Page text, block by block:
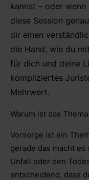
kannst – oder
diese Session
dir einen
die Hand, wie du
für dich und deine
kompliziertes
Mehrwert.
Warum ist das
Vorsorge ist ein
gerade das macht
Unfall oder den
entscheidend, dass